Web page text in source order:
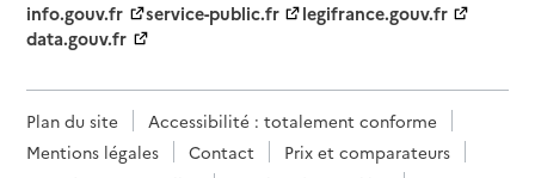
info.gouv.fr
service-public.fr
legifrance.gouv.fr
data.gouv.fr
Plan du site
Accessibilité : totalement conforme
Mentions légales
Contact
Prix et comparateurs